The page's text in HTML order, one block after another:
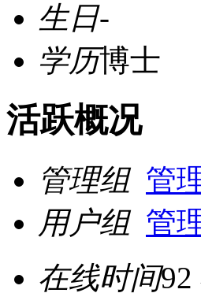
生日-
学历博士
活跃概况
管理组 管
用户组 管
在线时间92